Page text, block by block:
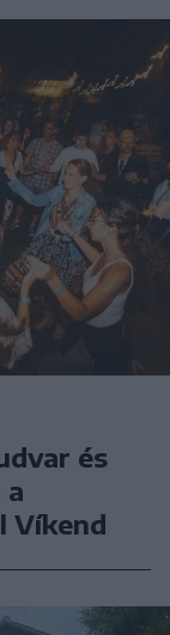
és
a
Víkend